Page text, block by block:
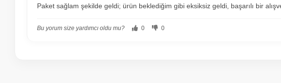
Paket sağlam şekilde geldi; ürün beklediğim gibi eksiksiz geldi, başarılı bir
Bu yorum size yardımcı oldu mu? 0 0